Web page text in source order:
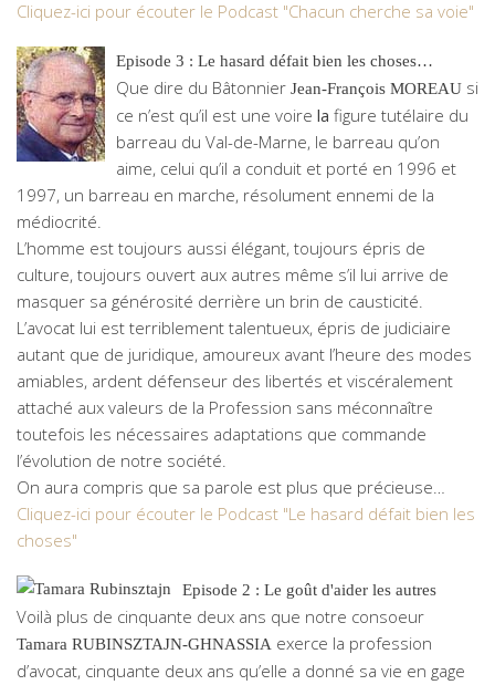
Cliquez-ici pour écouter le Podcast "Chacun cherche sa voie"
Episode 3 : Le hasard défait bien les choses…
Que dire du Bâtonnier Jean-François MOREAU si
ce n’est qu’il est une voire la figure tutélaire du
barreau du Val-de-Marne, le barreau qu’on
aime, celui qu’il a conduit et porté en 1996 et
1997, un barreau en marche, résolument ennemi de la
médiocrité.
L’homme est toujours aussi élégant, toujours épris de
culture, toujours ouvert aux autres même s’il lui arrive de
masquer sa générosité derrière un brin de causticité.
L’avocat lui est terriblement talentueux, épris de judiciaire
autant que de juridique, amoureux avant l’heure des modes
amiables, ardent défenseur des libertés et viscéralement
attaché aux valeurs de la Profession sans méconnaître
toutefois les nécessaires adaptations que commande
l’évolution de notre société.
On aura compris que sa parole est plus que précieuse…
Cliquez-ici pour écouter le Podcast "Le hasard défait bien les
choses"
Episode 2 : Le goût d'aider les autres
Voilà plus de cinquante deux ans que notre consoeur
Tamara RUBINSZTAJN-GHNASSIA exerce la profession
d’avocat, cinquante deux ans qu’elle a donné sa vie en gage